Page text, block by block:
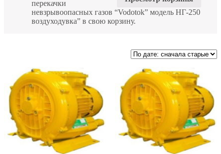
перекачки
невзрывоопасных газов “Vodotok” модель НГ-250
воздуходувка” в свою корзину.